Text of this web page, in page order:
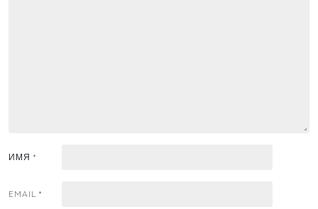
ИМЯ *
EMAIL *